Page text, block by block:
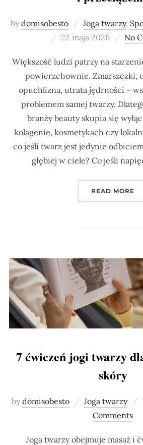
bydomisobesto Joga twarzy,
Posted
22 maja 2026 No
Większość ludzi patrzy na
powierzchownie. Zmarszczki,
opuchlizna, utrata jędrności –
problemem samej twarzy.
branży beauty skupia się
kolagenie, kosmetykach czy
co jeśli twarz jest jedynie
głębiej w ciele? Co jeśli
READ MORE
7 ćwiczeń jogi twarzy
skóry
bydomisobesto Joga twarzy
Comments
Joga twarzy obejmuje masaż i